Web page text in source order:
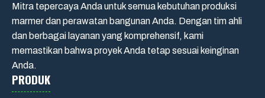
Mitra tepercaya Anda untuk semua kebutuhan produksi
marmer dan perawatan bangunan Anda. Dengan tim ahli
dan berbagai layanan yang komprehensif, kami
memastikan bahwa proyek Anda tetap sesuai keinginan
Anda.
PRODUK